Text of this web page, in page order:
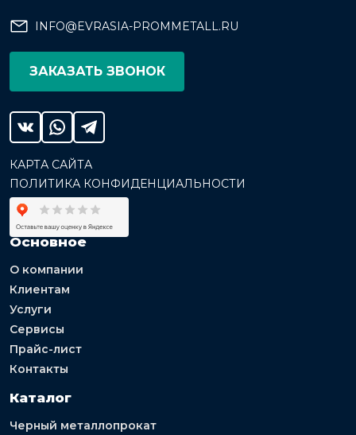
INFO@EVRASIA-PROMMETALL.RU
ЗАКАЗАТЬ ЗВОНОК
КАРТА САЙТА
ПОЛИТИКА КОНФИДЕНЦИАЛЬНОСТИ
Основное
О компании
Клиентам
Услуги
Сервисы
Прайс-лист
Контакты
Каталог
Черный металлопрокат